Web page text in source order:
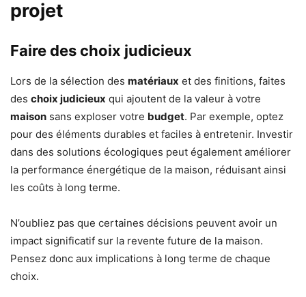
projet
Faire des choix judicieux
Lors de la sélection des matériaux et des finitions, faites
des choix judicieux qui ajoutent de la valeur à votre
maison sans exploser votre budget. Par exemple, optez
pour des éléments durables et faciles à entretenir. Investir
dans des solutions écologiques peut également améliorer
la performance énergétique de la maison, réduisant ainsi
les coûts à long terme.
N’oubliez pas que certaines décisions peuvent avoir un
impact significatif sur la revente future de la maison.
Pensez donc aux implications à long terme de chaque
choix.